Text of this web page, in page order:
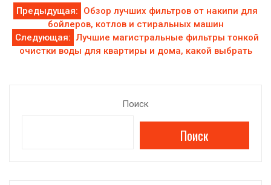
Навигация
по
записям
Предыдущая:
Обзор лучших фильтров от накипи для
бойлеров, котлов и стиральных машин
Следующая: Лучшие магистральные фильтры тонкой
очистки воды для квартиры и дома, какой выбрать
Поиск
Поиск